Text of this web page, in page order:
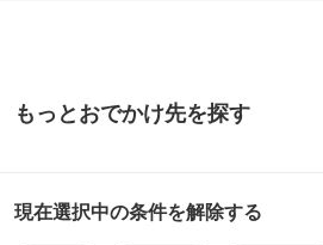
もっとおでかけ先を探す
現在選択中の条件を解除する